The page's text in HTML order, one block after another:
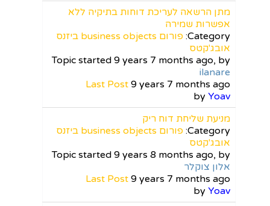
מתן הרשאה לעריכת דוחות בתיקיה ללא
אפשרות שמירה
Category:
פורום business objects ביזנס
אובג'קטס
Topic started 9 years 7 months ago, by
ilanare
Last Post 9 years 7 months ago
by Yoav
מניעת שליחת דוח ריק
Category:
פורום business objects ביזנס
אובג'קטס
Topic started 9 years 8 months ago, by
אלון צוקלר
Last Post 9 years 7 months ago
by Yoav